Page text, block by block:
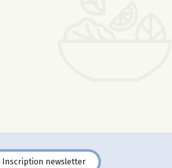
Inscription newsletter